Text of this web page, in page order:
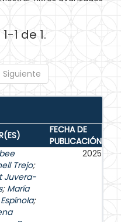
1 de 1.
Siguiente
FECHA DE
PUBLICACIÓN
Trejo;
Juvera-
; María
;
2025